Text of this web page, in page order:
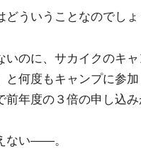
ういうことなのでしょ
いのに、サカイクのキ
と何度もキャンプに参
年度の３倍の申し込み
ない――。